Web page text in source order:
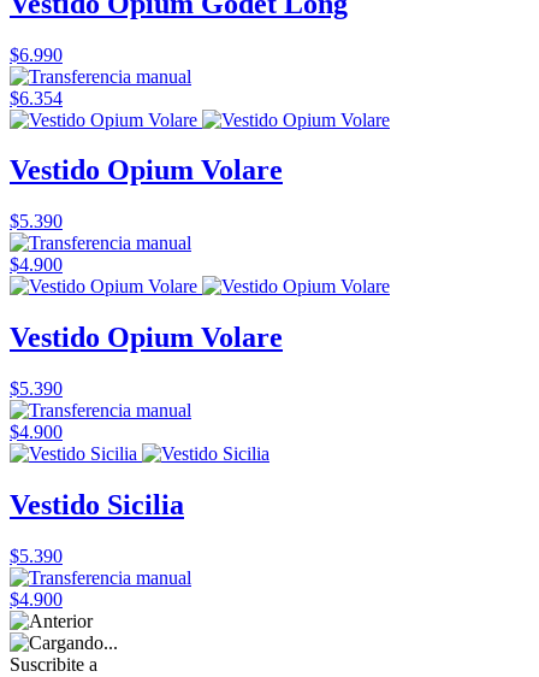
$6.990
$6.354
Vestido Opium Volare
$5.390
$4.900
Vestido Opium Volare
$5.390
$4.900
Vestido Sicilia
$5.390
$4.900
Suscribite a